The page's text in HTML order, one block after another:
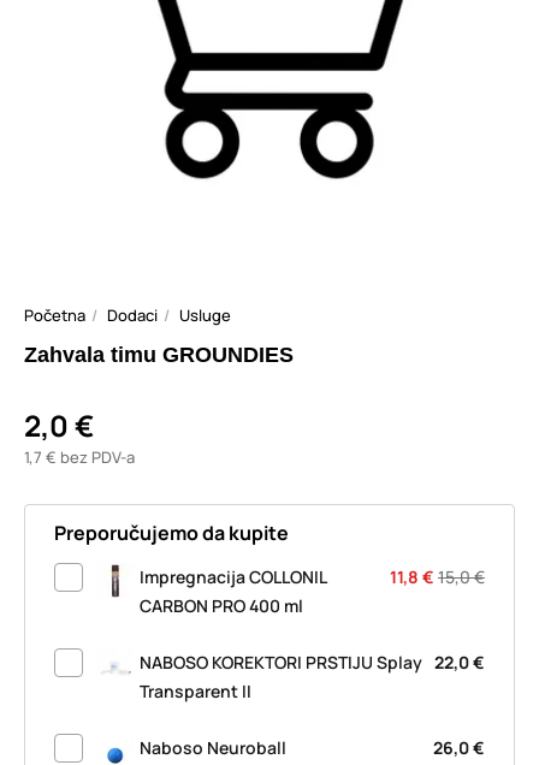
Početna Dodaci Usluge
Zahvala timu GROUNDIES
2,0 €
1,7 € bez PDV-a
Preporučujemo da kupite
11,8 € 15,0 €
Impregnacija COLLONIL
CARBON PRO 400 ml
22,0 €
NABOSO KOREKTORI PRSTIJU Splay
Transparent II
26,0 €
Naboso Neuroball